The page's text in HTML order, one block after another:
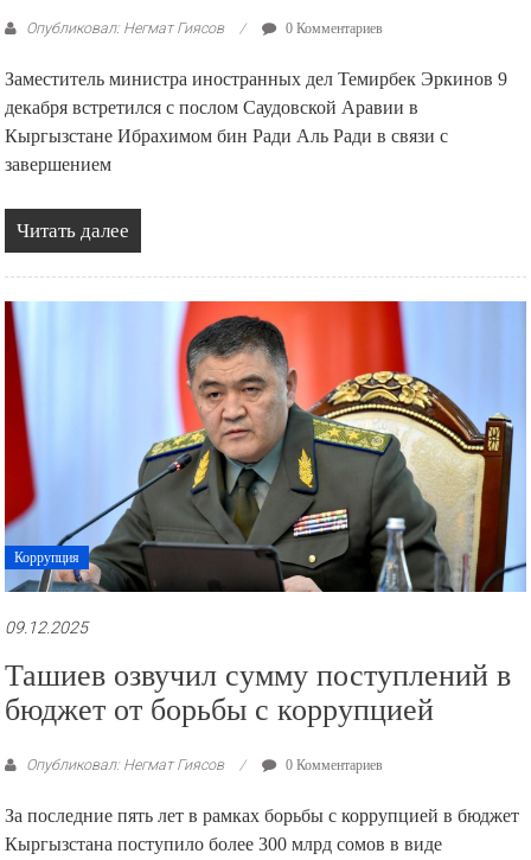
Опубликовал: Негмат Гиясов 0 Комментариев
Заместитель министра иностранных дел Темирбек Эркинов 9
декабря встретился с послом Саудовской Аравии в
Кыргызстане Ибрахимом бин Ради Аль Ради в связи с
завершением
Читать далее
Коррупция
09.12.2025
Ташиев озвучил сумму поступлений в
бюджет от борьбы с коррупцией
Опубликовал: Негмат Гиясов 0 Комментариев
За последние пять лет в рамках борьбы с коррупцией в бюджет
Кыргызстана поступило более 300 млрд сомов в виде